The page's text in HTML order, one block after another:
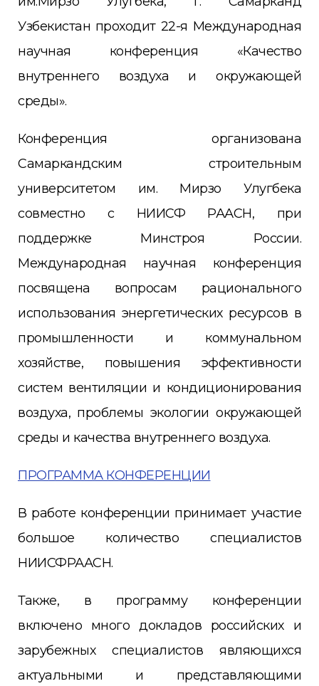
Узбекистан проходит 22-я Международная
научная конференция «Качество
внутреннего воздуха и окружающей
среды».
Конференция организована
Самаркандским строительным
университетом им. Мирзо Улугбека
совместно с НИИСФ РААСН, при
поддержке Минстроя России.
Международная научная конференция
посвящена вопросам рационального
использования энергетических ресурсов в
промышленности и коммунальном
хозяйстве, повышения эффективности
систем вентиляции и кондиционирования
воздуха, проблемы экологии окружающей
среды и качества внутреннего воздуха.
ПРОГРАММА КОНФЕРЕНЦИИ
В работе конференции принимает участие
большое количество специалистов
НИИСФРААСН.
Также, в программу конференции
включено много докладов российских и
зарубежных специалистов являющихся
актуальными и представляющими